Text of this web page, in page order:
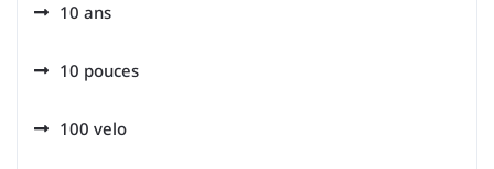
10 ans
10 pouces
100 velo